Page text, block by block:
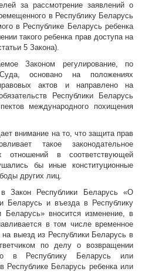
за рассмотрение заявлений о
в Республику Беларусь
в Республике Беларусь ребенка
такого ребенка прав доступа на
5 Закона).
Законом регулирование, по
основано на положениях
актов и направлено на
Республики Беларусь
международного похищения
внимание на то, что защита прав
такое законодательное
отношений в соответствующей
бы иные конституционные
других лиц.
Закон Республики Беларусь «О
Беларусь и въезда в Республику
Беларусь» вносится изменение, в
в том числе временное
на выезд из Республики Беларусь в
по делу о возвращении
в Республику Беларусь или
Республике Беларусь ребенка или